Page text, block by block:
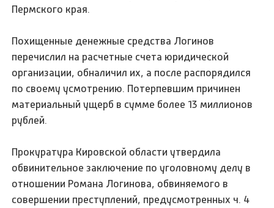
Пермского края.
Похищенные денежные средства Логинов
перечислил на расчетные счета юридической
организации, обналичил их, а после распорядился
по своему усмотрению. Потерпевшим причинен
материальный ущерб в сумме более 13 миллионов
рублей.
Прокуратура Кировской области утвердила
обвинительное заключение по уголовному делу в
отношении Романа Логинова, обвиняемого в
совершении преступлений, предусмотренных ч. 4